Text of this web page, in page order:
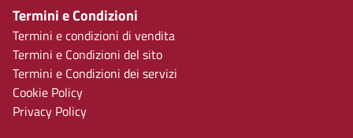
Termini e Condizioni
Termini e condizioni di vendita
Termini e Condizioni del sito
Termini e Condizioni dei servizi
Cookie Policy
Privacy Policy